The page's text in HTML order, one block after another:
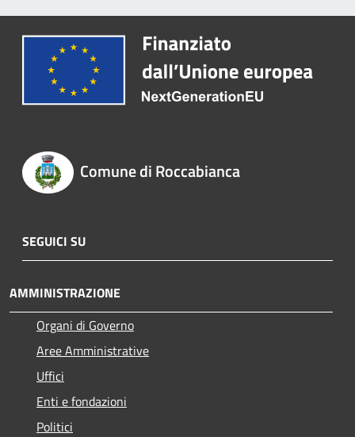
Comune di Roccabianca
SEGUICI SU
AMMINISTRAZIONE
Organi di Governo
Aree Amministrative
Uffici
Enti e fondazioni
Politici